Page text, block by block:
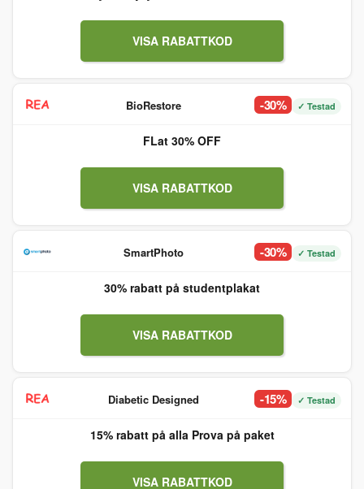
VISA RABATTKOD
BioRestore -30% ✓ Testad
FLat 30% OFF
VISA RABATTKOD
SmartPhoto -30% ✓ Testad
30% rabatt på studentplakat
VISA RABATTKOD
Diabetic Designed -15% ✓ Testad
15% rabatt på alla Prova på paket
VISA RABATTKOD